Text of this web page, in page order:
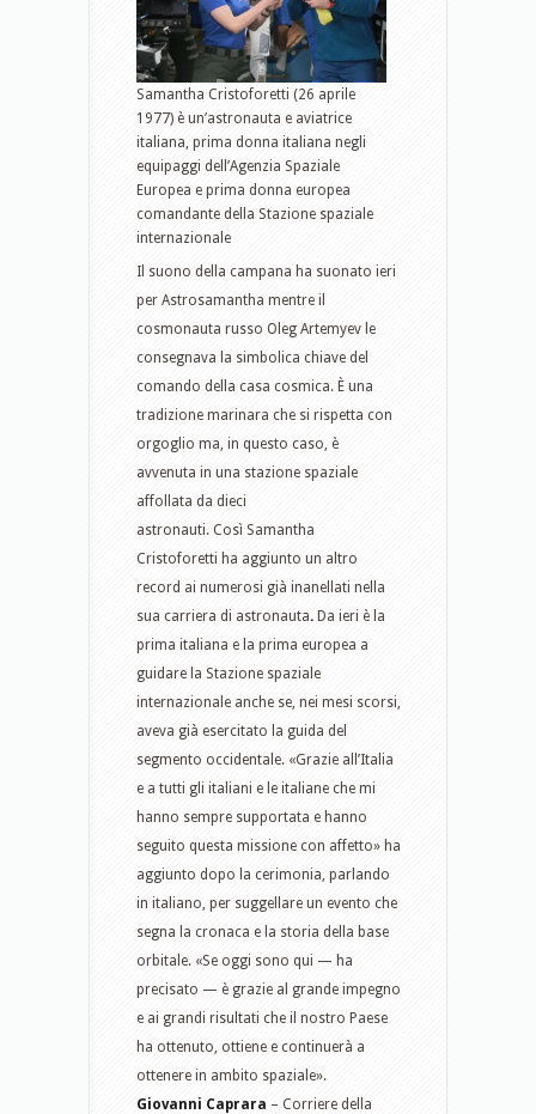
Samantha Cristoforetti (26 aprile
1977) è un’astronauta e aviatrice
italiana, prima donna italiana negli
equipaggi dell’Agenzia Spaziale
Europea e prima donna europea
comandante della Stazione spaziale
internazionale
Il suono della campana ha suonato ieri
per Astrosamantha mentre il
cosmonauta russo Oleg Artemyev le
consegnava la simbolica chiave del
comando della casa cosmica. È una
tradizione marinara che si rispetta con
orgoglio ma, in questo caso, è
avvenuta in una stazione spaziale
affollata da dieci
astronauti. Così Samantha
Cristoforetti ha aggiunto un altro
record ai numerosi già inanellati nella
sua carriera di astronauta. Da ieri è la
prima italiana e la prima europea a
guidare la Stazione spaziale
internazionale anche se, nei mesi scorsi,
aveva già esercitato la guida del
segmento occidentale. «Grazie all’Italia
e a tutti gli italiani e le italiane che mi
hanno sempre supportata e hanno
seguito questa missione con affetto» ha
aggiunto dopo la cerimonia, parlando
in italiano, per suggellare un evento che
segna la cronaca e la storia della base
orbitale. «Se oggi sono qui — ha
precisato — è grazie al grande impegno
e ai grandi risultati che il nostro Paese
ha ottenuto, ottiene e continuerà a
ottenere in ambito spaziale».
Giovanni Caprara – Corriere della